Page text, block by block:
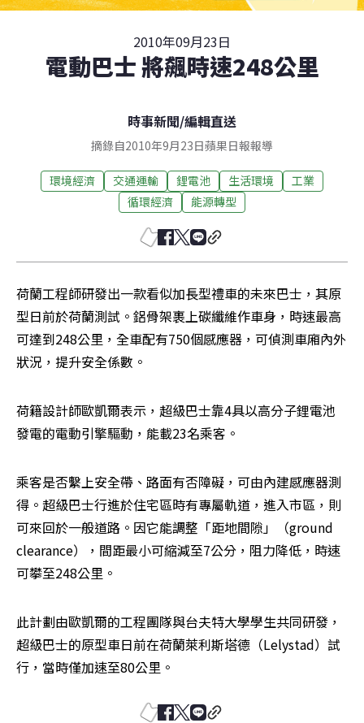
2010年09月23日
電動巴士 將飆時速248公里
時事新聞/編輯直送
摘錄自2010年9月23日蘋果日報報導
環境經濟 交通運輸 鋰電池 生活環境
工業
循環經濟
能源轉型
荷蘭工程師研發出一款看似加長型禮車的未來巴士，其原
型日前於荷蘭測試。鋁骨架裹上碳纖維作車身，時速最高
可達到248公里，全車配有750個感應器，可偵測車廂內外
狀況，提升安全係數。
荷籍設計師歐凱爾表示，超級巴士靠4具以高分子鋰電池
發電的電動引擎驅動，能載23名乘客。
乘客是否繫上安全帶、路面有否障礙，可由內建感應器測
得。超級巴士行進於住宅區時有專屬軌道，進入市區，則
可來回於一般道路。因它能調整「距地間隙」（ground
clearance），間距最小可縮減至7公分，阻力降低，時速
可攀至248公里。
此計劃由歐凱爾的工程團隊與台夫特大學學生共同研發，
超級巴士的原型車日前在荷蘭萊利斯塔德（Lelystad）試
行，當時僅加速至80公里。